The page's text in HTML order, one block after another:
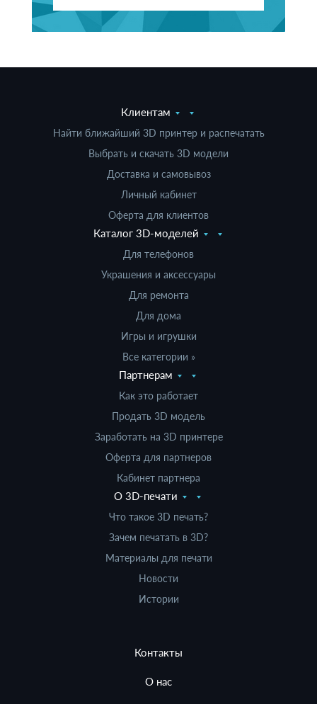
Клиентам
Найти ближайший 3D принтер и распечатать
Выбрать и скачать 3D модели
Доставка и самовывоз
Личный кабинет
Оферта для клиентов
Каталог 3D-моделей
Для телефонов
Украшения и аксессуары
Для ремонта
Для дома
Игры и игрушки
Все категории »
Партнерам
Как это работает
Продать 3D модель
Заработать на 3D принтере
Оферта для партнеров
Кабинет партнера
О 3D-печати
Что такое 3D печать?
Зачем печатать в 3D?
Материалы для печати
Новости
Истории
Контакты
О нас